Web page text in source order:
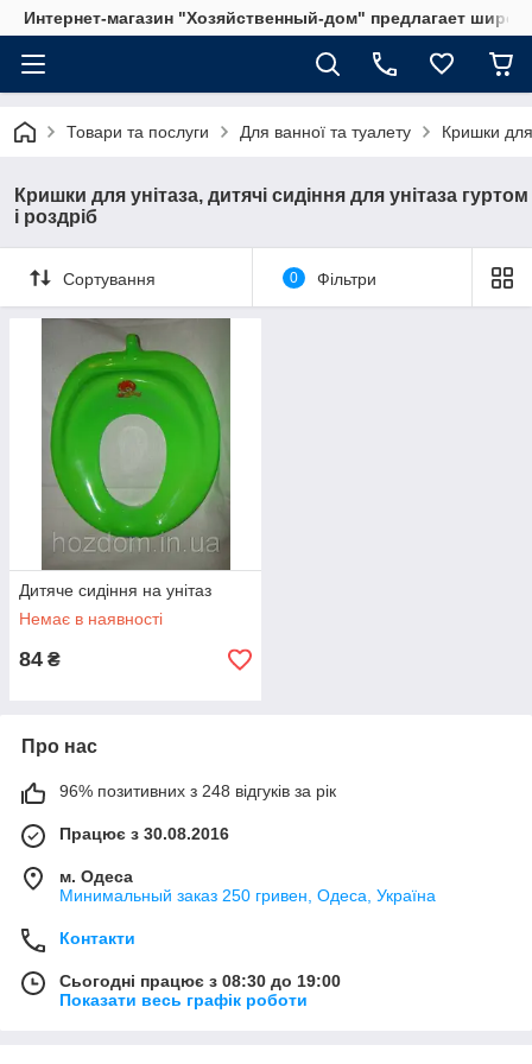
Интернет-магазин "Хозяйственный-дом" предлагает
Товари та послуги Для ванної та туалету Кришки для
Кришки для унітаза, дитячі сидіння для унітаза гуртом
і роздріб
Сортування 0 Фільтри
Дитяче сидіння на унітаз
Немає в наявності
84 ₴
Про нас
96% позитивних з 248 відгуків за рік
Працює з 30.08.2016
м. Одеса
Минимальный заказ 250 гривен, Одеса, Україна
Контакти
Сьогодні працює з 08:30 до 19:00
Показати весь графік роботи